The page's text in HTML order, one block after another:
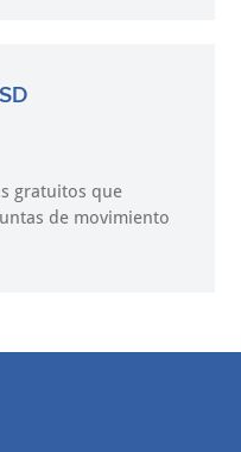
gratuitos que
de movimiento